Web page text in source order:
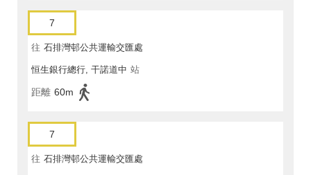
7
往 石排灣邨公共運輸交匯處
恒生銀行總行, 干諾道中 站
距離 60m
7
往 石排灣邨公共運輸交匯處